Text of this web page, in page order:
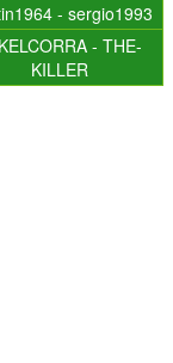
- sergio1993
- THE-
KILLER